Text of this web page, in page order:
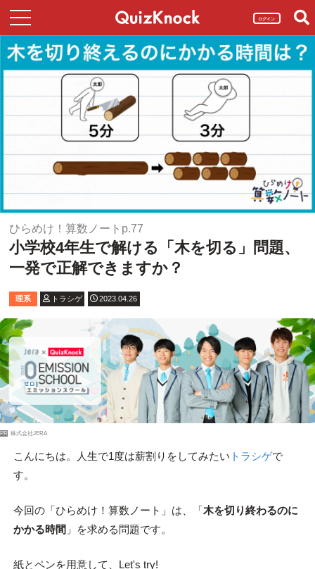
ログイン
ひらめけ！算数ノートp.77
小学校4年生で解ける「木を切る」問題、
一発で正解できますか？
理系 トラシゲ 2023.04.26
PR 株式会社JERA
こんにちは。人生で1度は薪割りをしてみたい トラシゲで
す。
今回の「ひらめけ！算数ノート」は、「木を切り終わるのに
かかる時間 」を求める問題です。
紙とペンを用意して、Let's try!